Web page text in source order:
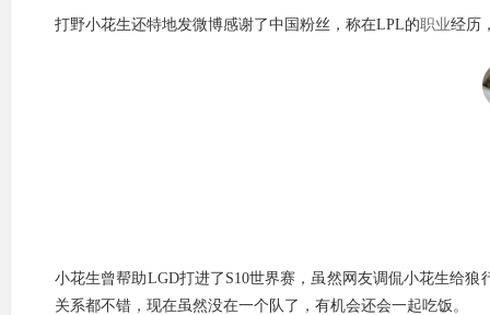
打野小花生还特地发微博感谢了中国粉丝，称在LPL的职业经历
小花生曾帮助LGD打进了S10世界赛，虽然网友调侃小花生给
关系都不错，现在虽然没在一个队了，有机会还会一起吃饭。